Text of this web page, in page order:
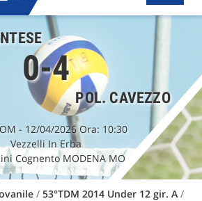
0-4
POL. CAVEZZO
- 12/04/2026 Ora: 10:30
Vezzelli In Erba
Cognento MODENA MO
/ 53°TDM 2014 Under 12 gir. A/